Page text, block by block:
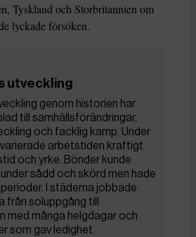
Tyskland och Storbritannien om
lyckade försöken.
utveckling
genom historien har
till samhällsförändringar,
och facklig kamp. Under
arbetstiden kraftigt
och yrke. Bönder kunde
sådd och skörd men hade
I städerna jobbade
från soluppgång till
med många helgdagar och
som gav ledighet.